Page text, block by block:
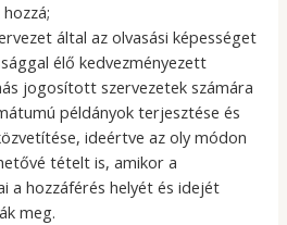
által az olvasási képességet
élő kedvezményezett
jogosított szervezetek számára
példányok terjesztése és
ideértve az oly módon
tételt is, amikor a
a hozzáférés helyét és idejét
meg.